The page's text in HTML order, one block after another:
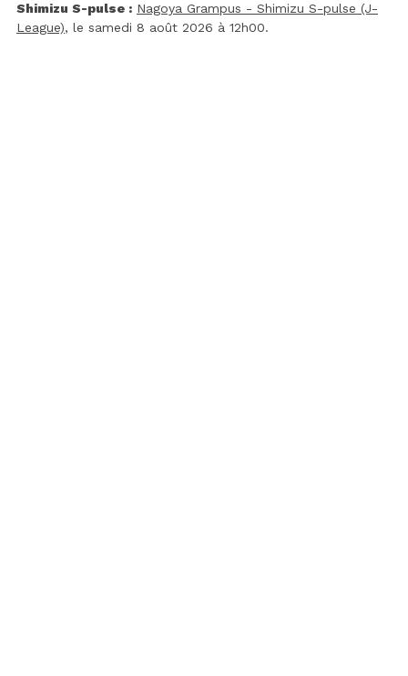
Shimizu S-pulse : Nagoya Grampus - Shimizu S-pulse (J-
League), le samedi 8 août 2026 à 12h00.